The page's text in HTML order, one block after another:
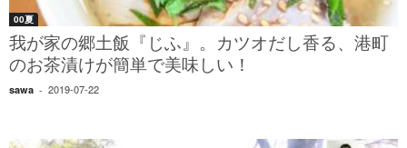
00夏
我が家の郷土飯『じふ』。カツオだし香る、港町
のお茶漬けが簡単で美味しい！
sawa - 2019-07-22